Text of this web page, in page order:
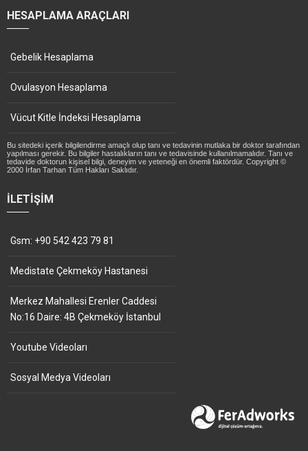
HESAPLAMA ARAÇLARI
Gebelik Hesaplama
Ovulasyon Hesaplama
Vücut Kitle İndeksi Hesaplama
Bu sitedeki içerik bilgilendirme amaçlı olup tanı ve tedavinin mutlaka bir doktor tarafından
yapılması gerekir. Bu bilgiler hastalıkların tanı ve tedavisinde kullanılmamalıdır. Tanı ve
tedavide doktorun kişisel bilgi, deneyim ve yeteneği en önemli faktördür. Copyright ©
2000 İrfan Tarhan Tüm Hakları Saklıdır.
İLETIŞIM
Gsm: +90 542 423 79 81
Medistate Çekmeköy Hastanesi
Merkez Mahallesi Erenler Caddesi
No:16 Daire: 4B Çekmeköy İstanbul
Youtube Videoları
Sosyal Medya Videoları